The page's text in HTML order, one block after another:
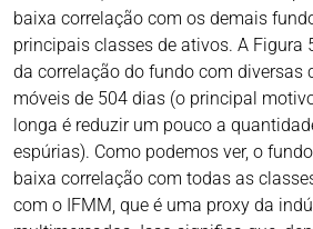
baixa correlação com os demais
principais classes de ativos. A Figura
da correlação do fundo com diversas
móveis de 504 dias (o principal
longa é reduzir um pouco a
espúrias). Como podemos ver, o
baixa correlação com todas as
com o IFMM, que é uma proxy da